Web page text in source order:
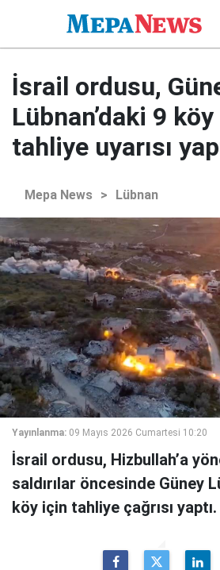
İsrail ordusu,
Lübnan’daki 9
tahliye uyarısı
Mepa News > Lübnan
Yayınlanma: 09 Mayıs 2026 Cumartesi 10:20
İsrail ordusu, Hizbullah’a
saldırılar öncesinde Güney
köy için tahliye çağrısı yaptı.